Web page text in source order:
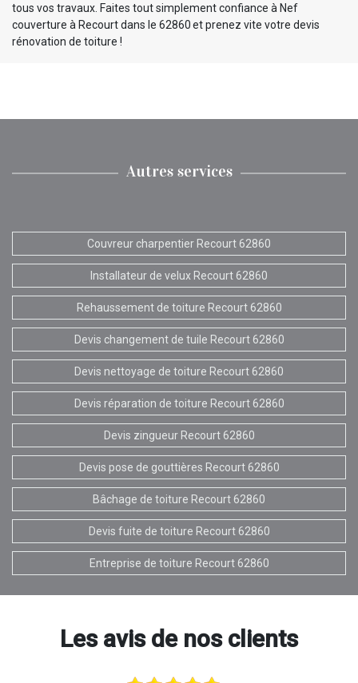
tous vos travaux. Faites tout simplement confiance à Nef
couverture à Recourt dans le 62860 et prenez vite votre devis
rénovation de toiture !
Autres services
Couvreur charpentier Recourt 62860
Installateur de velux Recourt 62860
Rehaussement de toiture Recourt 62860
Devis changement de tuile Recourt 62860
Devis nettoyage de toiture Recourt 62860
Devis réparation de toiture Recourt 62860
Devis zingueur Recourt 62860
Devis pose de gouttières Recourt 62860
Bâchage de toiture Recourt 62860
Devis fuite de toiture Recourt 62860
Entreprise de toiture Recourt 62860
Les avis de nos clients